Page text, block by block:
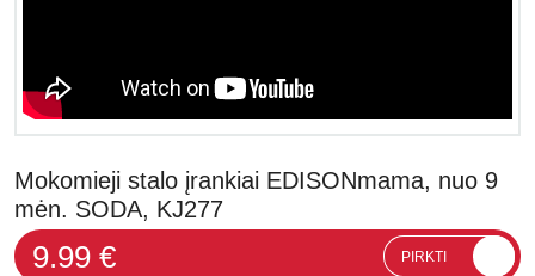
Mokomieji stalo įrankiai EDISONmama, nuo 9
mėn. SODA, KJ277
9.99 € PIRKTI